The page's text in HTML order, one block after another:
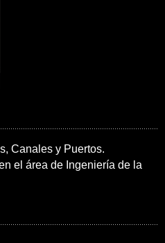
Canales y Puertos.
el área de Ingeniería de la